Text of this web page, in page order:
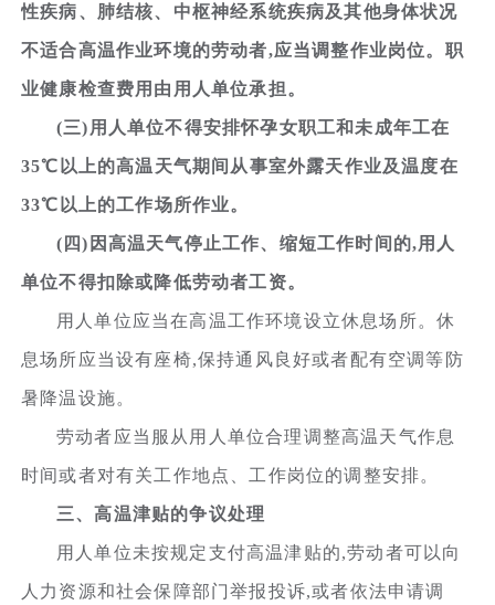
性疾病、肺结核、中枢神经系统疾病及其他身体状况
不适合高温作业环境的劳动者,应当调整作业岗位。职
业健康检查费用由用人单位承担。
(三)用人单位不得安排怀孕女职工和未成年工在
35℃以上的高温天气期间从事室外露天作业及温度在
33℃以上的工作场所作业。
(四)因高温天气停止工作、缩短工作时间的,用人
单位不得扣除或降低劳动者工资。
用人单位应当在高温工作环境设立休息场所。休
息场所应当设有座椅,保持通风良好或者配有空调等防
暑降温设施。
劳动者应当服从用人单位合理调整高温天气作息
时间或者对有关工作地点、工作岗位的调整安排。
三、高温津贴的争议处理
用人单位未按规定支付高温津贴的,劳动者可以向
人力资源和社会保障部门举报投诉,或者依法申请调